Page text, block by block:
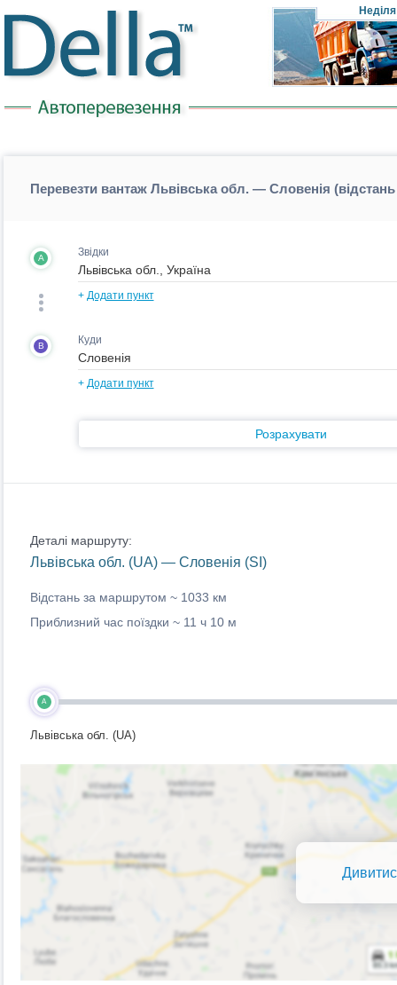
Неділя
Перевезти вантаж Львівська обл. — Словенія
A Звідки
+ Додати пункт
B Куди
+ Додати пункт
Розрахувати
Деталі маршруту:
Львівська обл. (UA) — Словенія (SI)
Відстань за маршрутом ~ 1033 км
Приблизний час поїздки ~ 11 ч 10 м
A
Львівська обл. (UA)